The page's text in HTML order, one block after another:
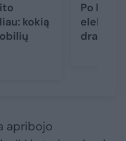
kokią
Po kelių
apribojo